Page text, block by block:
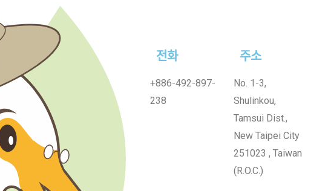
전화
+886-492-897-
238
주소
No. 1-3,
Shulinkou,
Tamsui Dist.,
New Taipei City
251023 , Taiwan
(R.O.C.)